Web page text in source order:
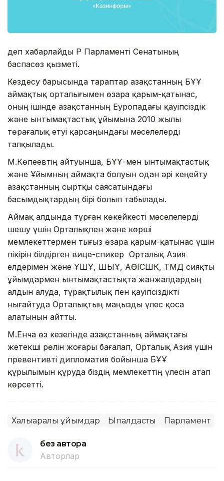
деп хабарлайды ҚР Парламенті Сенатының
баспасөз қызметі.
Кездесу барысында тараптар Қазақстанның БҰҰ
аймақтық орталығымен өзара қарым-қатынас,
оның ішінде Қазақстанның Еуропадағы қауіпсіздік
және ынтымақтастық ұйымына 2010 жылы
төрағалық етуі қарсаңындағы мәселелерді
талқылады.
М.Көпеевтің айтуынша, БҰҰ-мен ынтымақтастық
және Ұйымның аймақта болуын одан әрі кеңейту
Қазақстанның сыртқы саясатындағы
басымдықтардың бірі болып табылады.
Аймақ алдында тұрған көкейкесті мәселелерді
шешу үшін Орталықпен және көрші
мемлекеттермен тығыз өзара қарым-қатынас үшін
пікірін білдірген вице-спикер Орталық Азия
елдерімен және ҰҚШҰ, ШЫҰ, АӨІСШК, ТМД сияқты
ұйымдармен ынтымақтастықта жанжалдардың
алдын алуда, тұрақтылық пен қауіпсіздікті
нығайтуда Орталықтың маңызды үлес қоса
алатынын айтты.
М.Енча өз кезегінде Қазақстанның аймақтағы
жетекші рөлін жоғары бағалап, Орталық Азия үшін
превентивті дипломатия бойынша БҰҰ
құрылымын құруда біздің мемлекеттің үлесін атап
көрсетті.
Халықаралық ұйымдар Ықпалдастық Парламент
без автора
Авторлар